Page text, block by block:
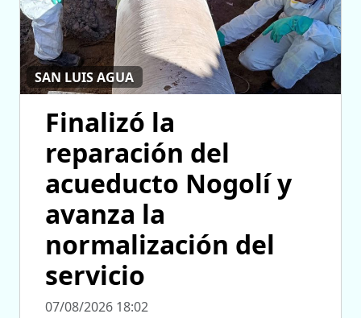
SAN LUIS AGUA
Finalizó la
reparación del
acueducto Nogolí y
avanza la
normalización del
servicio
07/08/2026 18:02